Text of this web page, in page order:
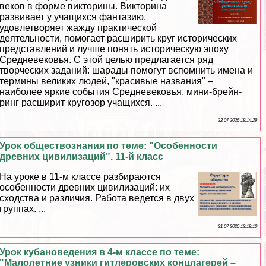
веков в форме викторины. Викторина
развивает у учащихся фантазию,
удовлетворяет жажду пpaктической
деятельности, помогает расширить круг исторических
представлений и лучше понять историческую эпоху
Средневековья. С этой целью предлагается ряд
творческих заданий: шарады помогут вспомнить имена и
термины великих людей, "красивые названия" –
наиболее яркие события Cредневековья, мини-брейн-
ринг расширит кругозор учащихся. ...
22 07 2026 18:14:29
Урок обществознания по теме: "Особенности
древних цивилизаций". 11-й класс
На уроке в 11-м классе разбираются
особенности древних цивилизаций: их
сходства и различия. Работа ведется в двух
группах. ...
21 07 2026 12:19:10
Урок кубановедения в 4-м классе по теме:
"Малолетние узники гитлеровских концлагерей –